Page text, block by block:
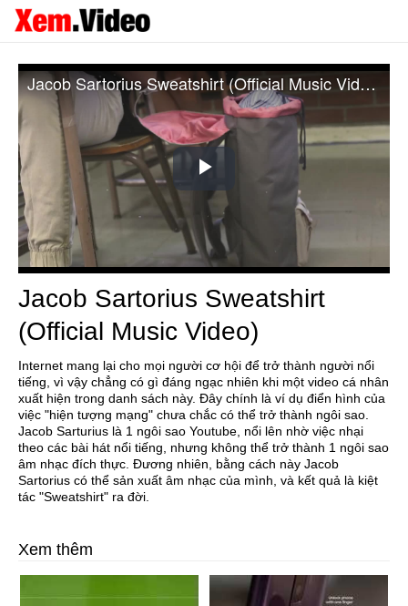
Play
Video
Jacob Sartorius Sweatshirt (Official Music Video)
Jacob Sartorius Sweatshirt
(Official Music Video)
Internet mang lại cho mọi người cơ hội để trở thành người nổi
tiếng, vì vậy chẳng có gì đáng ngạc nhiên khi một video cá nhân
xuất hiện trong danh sách này. Đây chính là ví dụ điển hình của
việc "hiện tượng mạng" chưa chắc có thể trở thành ngôi sao.
Jacob Sarturius là 1 ngôi sao Youtube, nổi lên nhờ việc nhại
theo các bài hát nổi tiếng, nhưng không thể trở thành 1 ngôi sao
âm nhạc đích thực. Đương nhiên, bằng cách này Jacob
Sartorius có thể sản xuất âm nhạc của mình, và kết quả là kiệt
tác "Sweatshirt" ra đời
Xem thêm